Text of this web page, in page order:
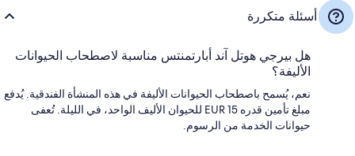
أسئلة متكررة
هل بيرجي هوتل آند أبارتمنتس مناسبة لاصطحاب الحيوانات
الأليفة؟
نعم، يُسمح باصطحاب الحيوانات الأليفة في هذه المنشأة الفندقية. يُدفع
مبلغ تأمين قدره EUR 15 للحيوان الأليف الواحد، في الليلة. تُعفى
حيوانات الخدمة من الرسوم.